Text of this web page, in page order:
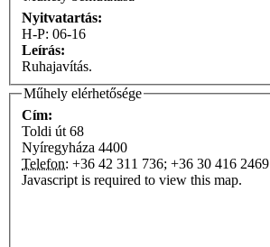
Nyitvatartás:
H-P: 06-16
Leírás:
Ruhajavítás.
Műhely elérhetősége
Cím:
Toldi út 68
Nyíregyháza 4400
Telefon: +36 42 311 736; +36 30 416 2469
Javascript is required to view this map.